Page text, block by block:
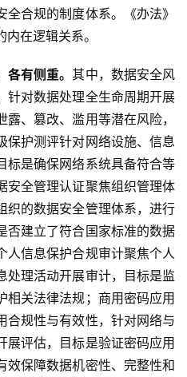
合规的制度体系。《办法》
在逻辑关系。
各有侧重。其中，数据安全风
针对数据处理全生命周期开展
、篡改、滥用等潜在风险，
保护测评针对网络设施、信息
标是确保网络系统具备符合等
安全管理认证聚焦组织管理体
织的数据安全管理体系，进行
否建立了符合国家标准的数据
人信息保护合规审计聚焦个人
处理活动开展审计，目标是监
相关法律法规；商用密码应用
合规性与有效性，针对网络与
展评估，目标是验证密码应用
效保障数据机密性、完整性和